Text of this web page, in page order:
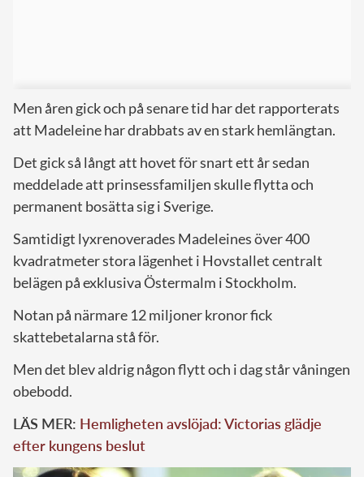
Men åren gick och på senare tid har det rapporterats
att Madeleine har drabbats av en stark hemlängtan.
Det gick så långt att hovet för snart ett år sedan
meddelade att prinsessfamiljen skulle flytta och
permanent bosätta sig i Sverige.
Samtidigt lyxrenoverades Madeleines över 400
kvadratmeter stora lägenhet i Hovstallet centralt
belägen på exklusiva Östermalm i Stockholm.
Notan på närmare 12 miljoner kronor fick
skattebetalarna stå för.
Men det blev aldrig någon flytt och i dag står våningen
obebodd.
LÄS MER: Hemligheten avslöjad: Victorias glädje
efter kungens beslut